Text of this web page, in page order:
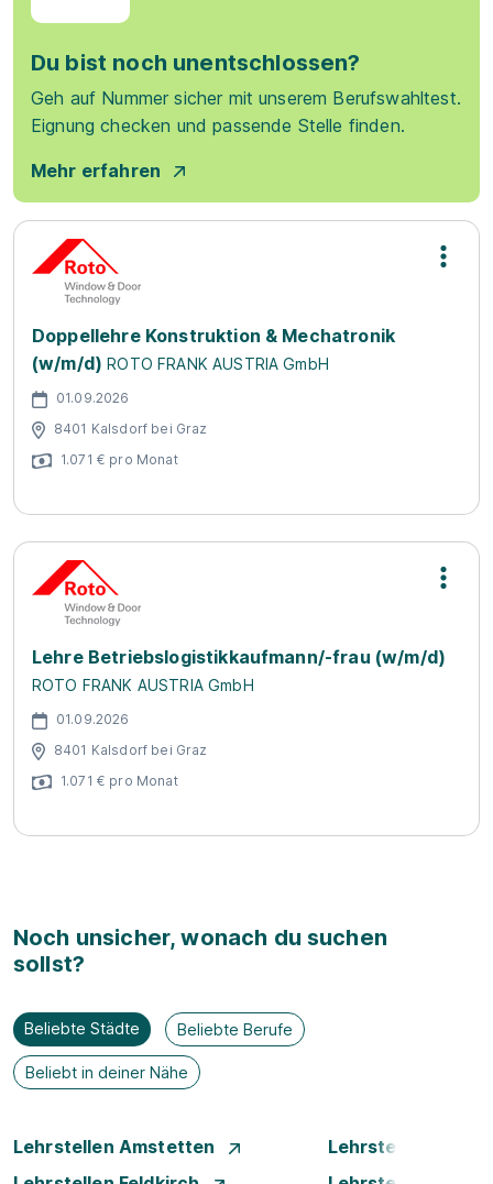
Du bist noch unentschlossen?
Geh auf Nummer sicher mit unserem Berufswahltest.
Eignung checken und passende Stelle finden.
Mehr erfahren
Doppellehre Konstruktion & Mechatronik
(w/m/d) ROTO FRANK AUSTRIA GmbH
01.09.2026
8401 Kalsdorf bei Graz
1.071 € pro Monat
Lehre Betriebslogistikkaufmann/-frau (w/m/d)
ROTO FRANK AUSTRIA GmbH
01.09.2026
8401 Kalsdorf bei Graz
1.071 € pro Monat
Noch unsicher, wonach du suchen
sollst?
Beliebte Städte Beliebte Berufe
Beliebt in deiner Nähe
Lehrstellen Amstetten
Lehrstellen